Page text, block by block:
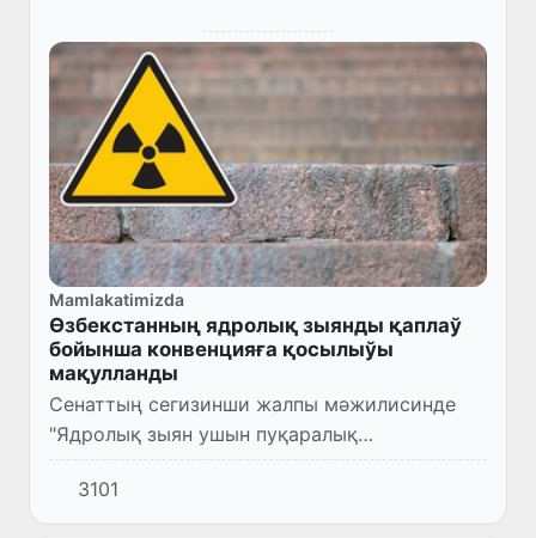
Mamlakatimizda
Өзбекстанның ядролық зыянды қаплаў
бойынша конвенцияға қосылыўы
мақулланды
Сенаттың сегизинши жалпы мәжилисинде
"Ядролық зыян ушын пуқаралық
жуўапкершилик ҳаққындағы Вена
конвенциясына (Вена, 1963-жыл 21-май)
Өзбекстан Республикасының қосылыўы
3101